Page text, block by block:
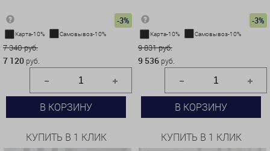
-3%
Карта-10% Самовывоз-10%
7 340 руб.
7 120 руб.
В КОРЗИНУ
КУПИТЬ В 1 КЛИК
-3%
Карта-10% Самовывоз-10%
9 831 руб.
9 536 руб.
В КОРЗИНУ
КУПИТЬ В 1 КЛИК